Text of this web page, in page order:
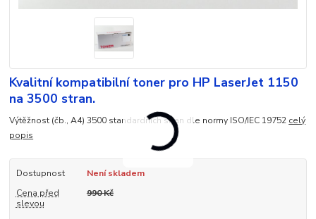
Kvalitní kompatibilní toner pro HP LaserJet 1150
na 3500 stran.
Výtěžnost (čb., A4) 3500 standardních stran dle normy ISO/IEC 19752 celý
popis
Dostupnost
Není skladem
Cena před
slevou
990 Kč